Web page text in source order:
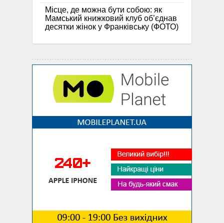
Місце, де можна бути собою: як
Мамський книжковий клуб об’єднав
десятки жінок у Франківську (ФОТО)